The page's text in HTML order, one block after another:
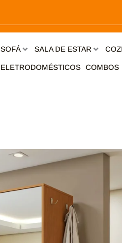
SOFÁ SALA DE ESTAR
ELETRODOMÉSTICOS COMBOS